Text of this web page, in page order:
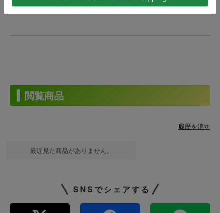
・スレ、汚れがある場合がございます。
閲覧商品
履歴を消す
最近見た商品がありません。
SNSでシェアする